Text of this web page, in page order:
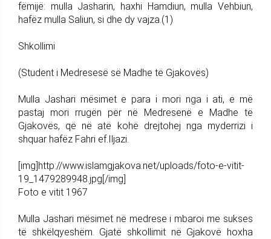
fëmijë: mulla Jasharin, haxhi Hamdiun, mulla Vehbiun,
hafëz mulla Saliun, si dhe dy vajza.(1)
Shkollimi
(Student i Medresesë së Madhe të Gjakovës)
Mulla Jashari mësimet e para i mori nga i ati, e më
pastaj mori rrugën për në Medresenë e Madhe të
Gjakovës, që në atë kohë drejtohej nga myderrizi i
shquar hafëz Fahri ef.Iljazi.
[img]http://www.islamgjakova.net/uploads/foto-e-vitit-
19_1479289948.jpg[/img]
Foto e vitit 1967
Mulla Jashari mësimet në medrese i mbaroi me sukses
të shkëlqyeshëm. Gjatë shkollimit në Gjakovë hoxha